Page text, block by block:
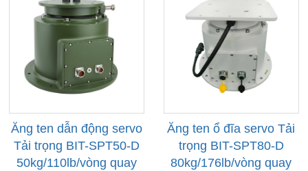
Ăng ten dẫn động servo
Tải trọng BIT-SPT50-D
50kg/110lb/vòng quay
Ăng ten ổ đĩa servo Tải
trọng BIT-SPT80-D
80kg/176lb/vòng quay